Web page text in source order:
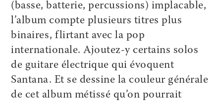
(basse, batterie, percussions) implacable,
l’album compte plusieurs titres plus
binaires, flirtant avec la pop
internationale. Ajoutez-y certains solos
de guitare électrique qui évoquent
Santana. Et se dessine la couleur générale
de cet album métissé qu’on pourrait